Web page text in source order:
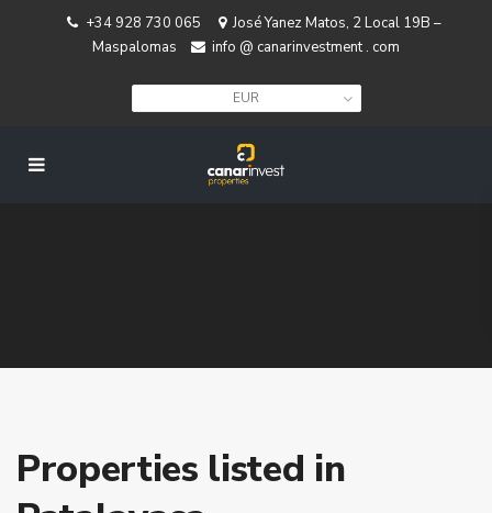
+34 928 730 065
José Yanez Matos, 2 Local 19B –
Maspalomas
info @ canarinvestment . com
EUR
Properties listed in